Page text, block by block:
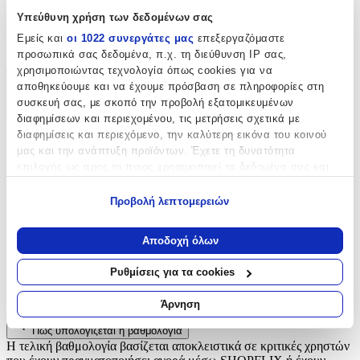
Υπεύθυνη χρήση των δεδομένων σας
Εμείς και οι 1022 συνεργάτες μας επεξεργαζόμαστε
προσωπικά σας δεδομένα, π.χ. τη διεύθυνση IP σας,
χρησιμοποιώντας τεχνολογία όπως cookies για να
αποθηκεύουμε και να έχουμε πρόσβαση σε πληροφορίες στη
συσκευή σας, με σκοπό την προβολή εξατομικευμένων
διαφημίσεων και περιεχομένου, τις μετρήσεις σχετικά με
διαφημίσεις και περιεχόμενο, την καλύτερη εικόνα του κοινού
μας και την ανάπτυξη προϊόντων. Έχετε τη δυνατότητα
Να συλλέξουμε πληροφορίες σχετικά με τη γεωγραφική
σας τοποθεσία, οι οποίες μπορεί να είναι ακριβείς σε
απόσταση μερικών μέτρων
Να αναγνωρίσουμε τη συσκευή σας σαρώνοντας ενεργά
για συγκεκριμένα χαρακτηριστικά (δακτυλικό αποτύπωμα)
Μάθετε περισσότερα σχετικά με τον τρόπο επεξεργασίας των
προσωπικών σας δεδομένων και καθορίστε τις προτιμήσεις σας
στηνενότητα “Λεπτομέρειες”. Μπορείτε να αλλάξετε ή να
Προβολή λεπτομερειών
Αποδοχή όλων
Ρυθμίσεις για τα cookies
Άρνηση
Είδος:
Κουμπιά
Χαρακτηριστικά
Χαρακτηριστικά
Αξιολογήσεις
Προς το παρόν δεν υπάρχουν άλλες αξιολογήσεις. Όταν
προστεθούν, θα εμφανιστούν εδώ.
Πώς υπολογίζεται η βαθμολογία
Η τελική βαθμολογία βασίζεται αποκλειστικά σε κριτικές χρηστών